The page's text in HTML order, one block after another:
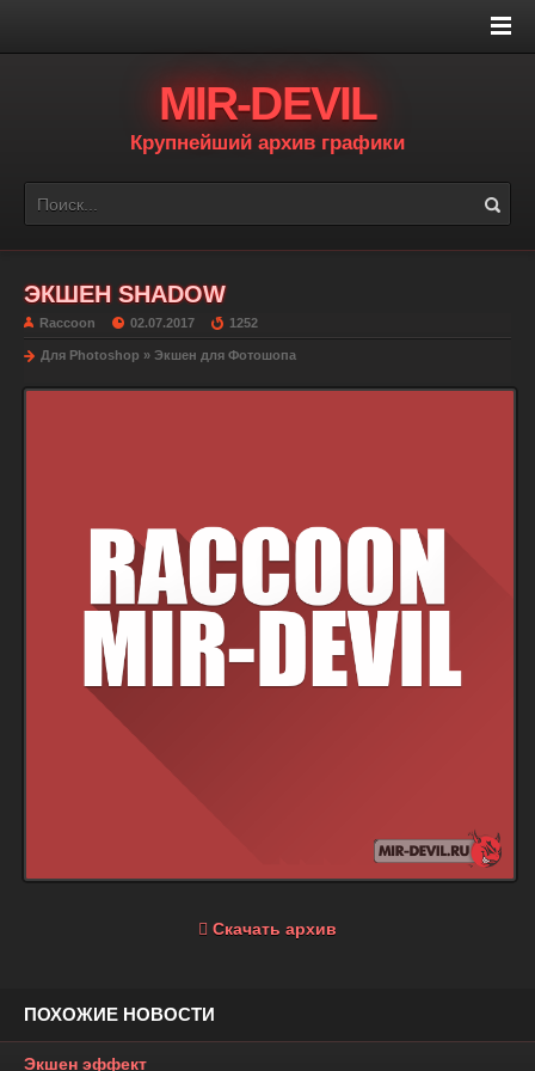
MIR-DEVIL
Крупнейший архив графики
ЭКШЕН SHADOW
Raccoon 02.07.2017 1252
Для Photoshop » Экшен для Фотошопа
Скачать архив
ПОХОЖИЕ НОВОСТИ
Экшен эффект